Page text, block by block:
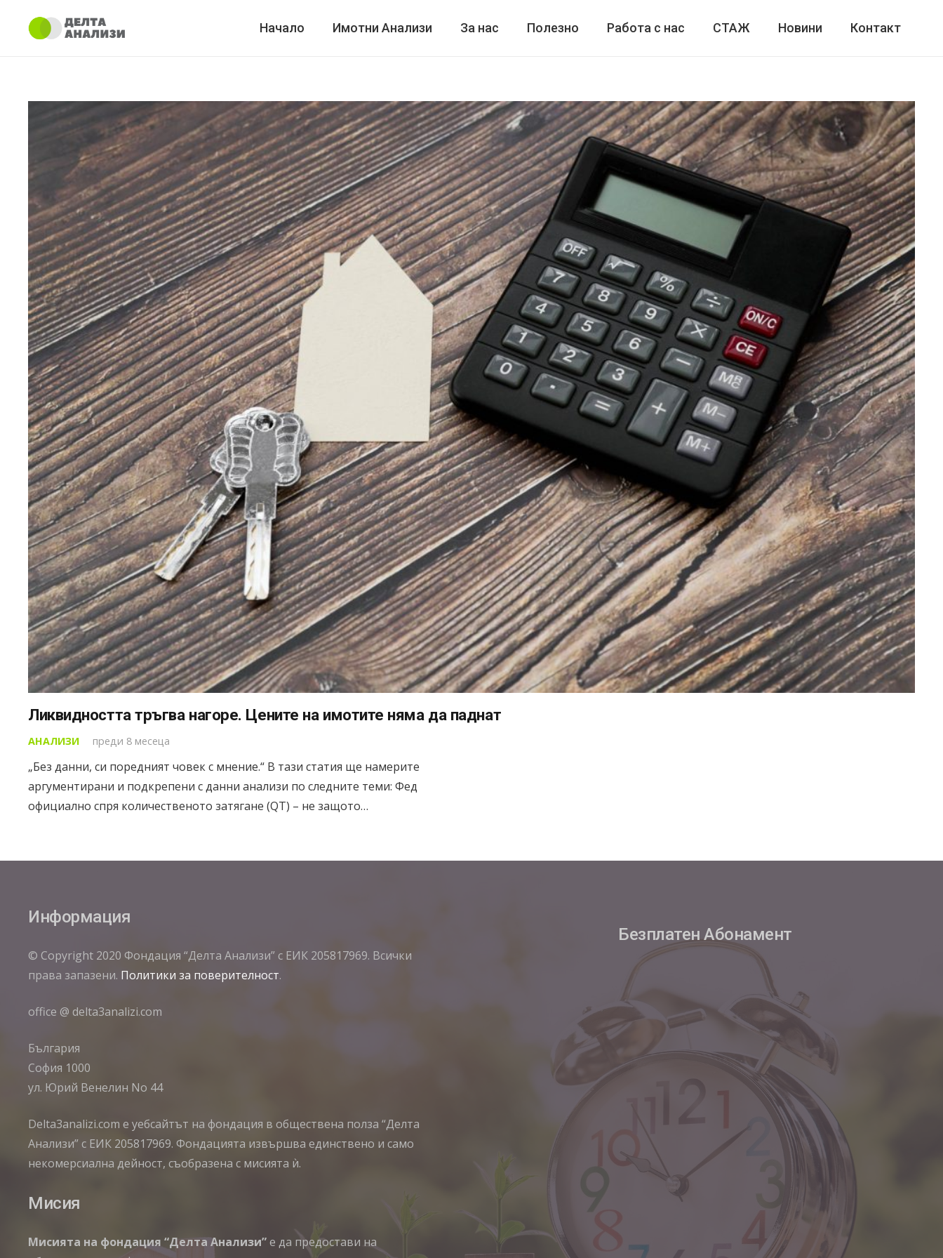
Начало Имотни Анализи За нас Полезно Работа с нас СТАЖ Новини Контакт
Ликвидността тръгва нагоре. Цените на имотите няма да паднат
АНАЛИЗИ преди 8 месеца
„Без данни, си поредният човек с мнение.“ В тази статия ще намерите
аргументирани и подкрепени с данни анализи по следните теми: Фед
официално спря количественото затягане (QT) – не защото…
Информация
© Copyright 2020 Фондация “Делта Анализи” с ЕИК 205817969. Всички
права запазени. Политики за поверителност.
office @ delta3analizi.com
България
София 1000
ул. Юрий Венелин No 44
Delta3analizi.com e уебсайтът на фондация в обществена полза “Делта
Анализи” с ЕИК 205817969. Фондацията извършва единствено и само
некомерсиална дейност, съобразена с мисията ѝ.
Мисия
Мисията на фондация “Делта Анализи”е да предостави на
Безплатен Абонамент